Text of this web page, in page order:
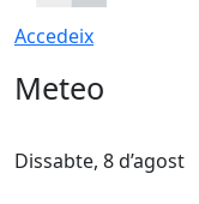
Accedeix
Meteo
Dissabte, 8 d’agost